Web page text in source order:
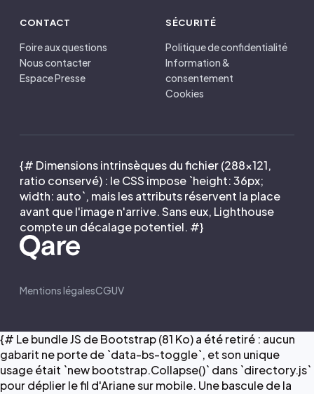
CONTACT
Foire aux questions
Nous contacter
Espace Presse
SÉCURITÉ
Politique de confidentialité
Information &
consentement
Cookies
{# Dimensions intrinsèques du fichier (288×121,
ratio conservé) : le CSS impose `height: 36px;
width: auto`, mais les attributs réservent la place
avant que l'image n'arrive. Sans eux, Lighthouse
compte un décalage potentiel. #}
Mentions légalesCGUV
{# Le bundle JS de Bootstrap (81 Ko) a été retiré : aucun
gabarit ne porte de `data-bs-toggle`, et son unique
usage était `new bootstrap.Collapse()` dans `directory.js`
pour déplier le fil d'Ariane sur mobile. Une bascule de la